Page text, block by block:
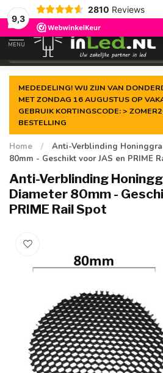
9,3
2810 Reviews
Gegarandeerde delaagste prijs
MENU
MEDEDELING! WIJ ZIJN VAN
MET ZONDAG 16 AUGUSTUS OP
GEBRUIK KORTINGSCODE: >
BESTELLING
Home /
Anti-Verblinding
80mm - Geschikt voor JAS en PRIME
Anti-Verblinding
Diameter 80mm -
PRIME Rail Spot